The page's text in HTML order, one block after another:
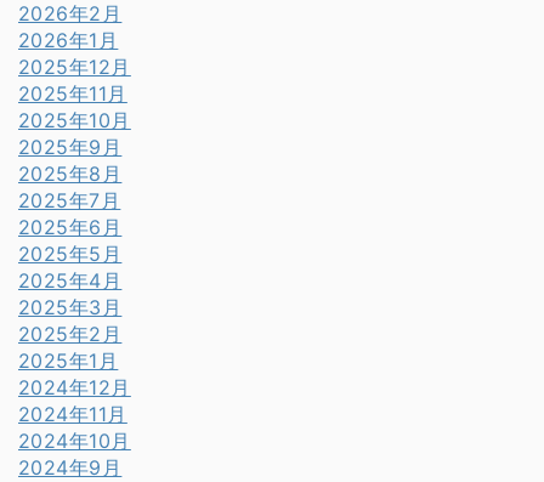
2026年2月
2026年1月
2025年12月
2025年11月
2025年10月
2025年9月
2025年8月
2025年7月
2025年6月
2025年5月
2025年4月
2025年3月
2025年2月
2025年1月
2024年12月
2024年11月
2024年10月
2024年9月